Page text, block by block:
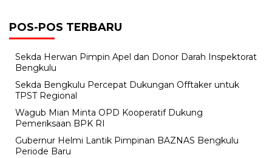
POS-POS TERBARU
Sekda Herwan Pimpin Apel dan Donor Darah Inspektorat
Bengkulu
Sekda Bengkulu Percepat Dukungan Offtaker untuk
TPST Regional
Wagub Mian Minta OPD Kooperatif Dukung
Pemeriksaan BPK RI
Gubernur Helmi Lantik Pimpinan BAZNAS Bengkulu
Periode Baru